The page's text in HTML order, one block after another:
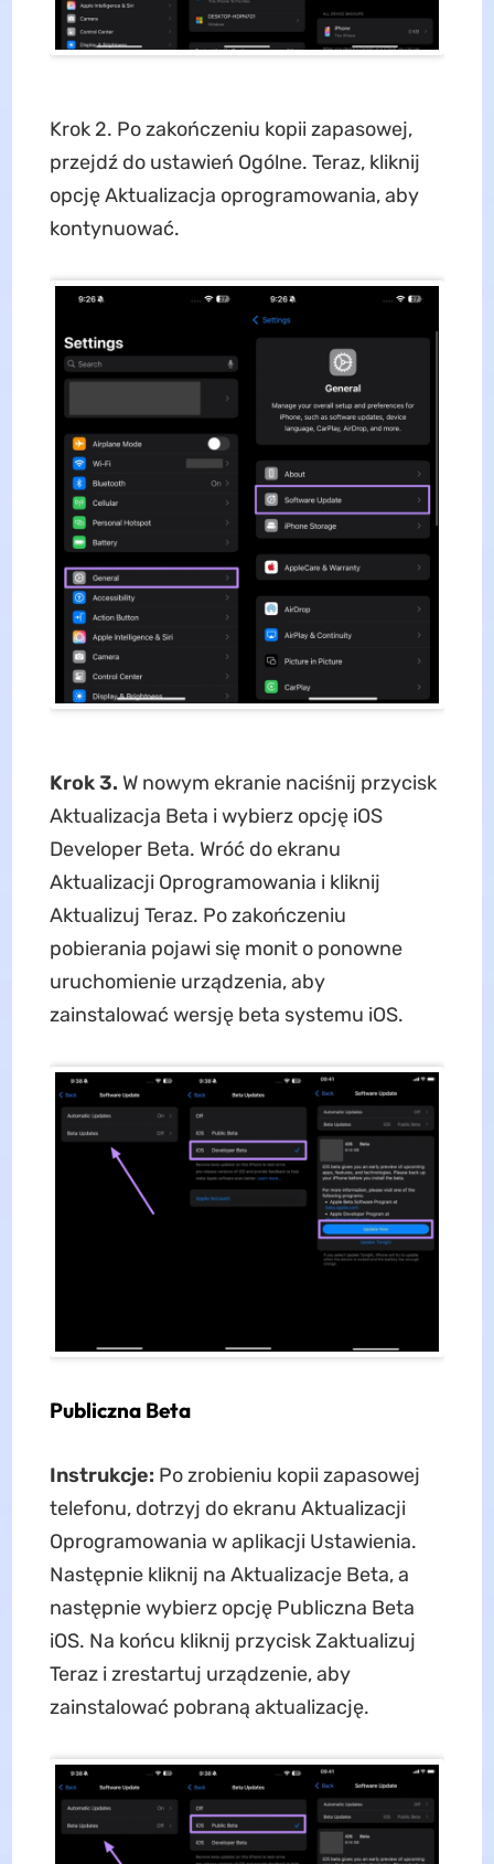
Krok 2. Po zakończeniu kopii zapasowej,
przejdź do ustawień Ogólne. Teraz, kliknij
opcję Aktualizacja oprogramowania, aby
kontynuować.
Krok 3. W nowym ekranie naciśnij przycisk
Aktualizacja Beta i wybierz opcję iOS
Developer Beta. Wróć do ekranu
Aktualizacji Oprogramowania i kliknij
Aktualizuj Teraz. Po zakończeniu
pobierania pojawi się monit o ponowne
uruchomienie urządzenia, aby
zainstalować wersję beta systemu iOS.
Publiczna Beta
Instrukcje: Po zrobieniu kopii zapasowej
telefonu, dotrzyj do ekranu Aktualizacji
Oprogramowania w aplikacji Ustawienia.
Następnie kliknij na Aktualizacje Beta, a
następnie wybierz opcję Publiczna Beta
iOS. Na końcu kliknij przycisk Zaktualizuj
Teraz i zrestartuj urządzenie, aby
zainstalować pobraną aktualizację.